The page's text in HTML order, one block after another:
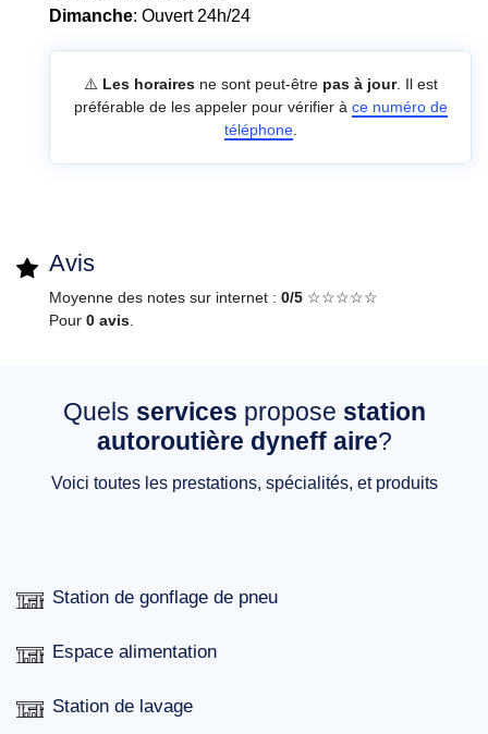
Dimanche: Ouvert 24h/24
⚠️ Les horairesne sont peut-être pas à jour. Il est
préférable de les appeler pour vérifier à ce numéro de
téléphone.
Avis
Moyenne des notes sur internet : 0/5 ☆☆☆☆☆
Pour 0 avis
Quels services propose station
autoroutière dyneff aire?
Voici toutes les prestations, spécialités, et produits
Station de gonflage de pneu
Espace alimentation
Station de lavage